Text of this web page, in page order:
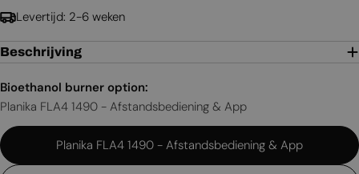
Levertijd: 2-6 weken
Beschrijving
Bioethanol burner option:
Planika FLA4 1490 - Afstandsbediening & App
Planika FLA4 1490 - Afstandsbediening & App